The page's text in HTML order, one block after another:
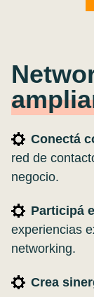
Conectá
red de
negocio.
Participá
experiencias
networking.
Crea